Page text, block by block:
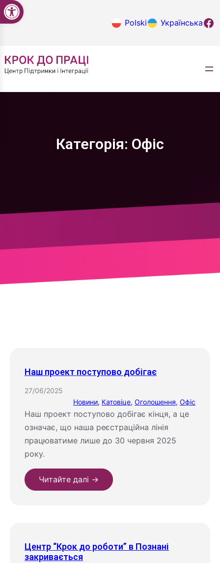
Перейти
до
Polski УкраїнськаКрок
Категорія: Офіс
Наш проект поступово добігає
27/06/2025
Новини, Катовіце, Оголошення, Офіс
Наш проект поступово добігає кінця, а це
означає, що наша реєстраційна лінія
працюватиме лише до 30 червня 2025
року.
Читайте далі →
Центр “Крок до роботи” в Познані
закривається